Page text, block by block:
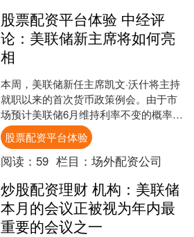
股票配资平台体验 中经评
论：美联储新主席将如何亮
相
本周，美联储新任主席凯文·沃什将主持
就职以来的首次货币政策例会。由于市
场预计美联储6月维持利率不变的概率极
大，利率决定本身几无悬念。目前受到
密切关注的话题是沃什....
股票配资平台体验
阅读： 59 栏目： 场外配资公司
炒股配资理财 机构：美联储
本月的会议正被视为年内最
重要的会议之一